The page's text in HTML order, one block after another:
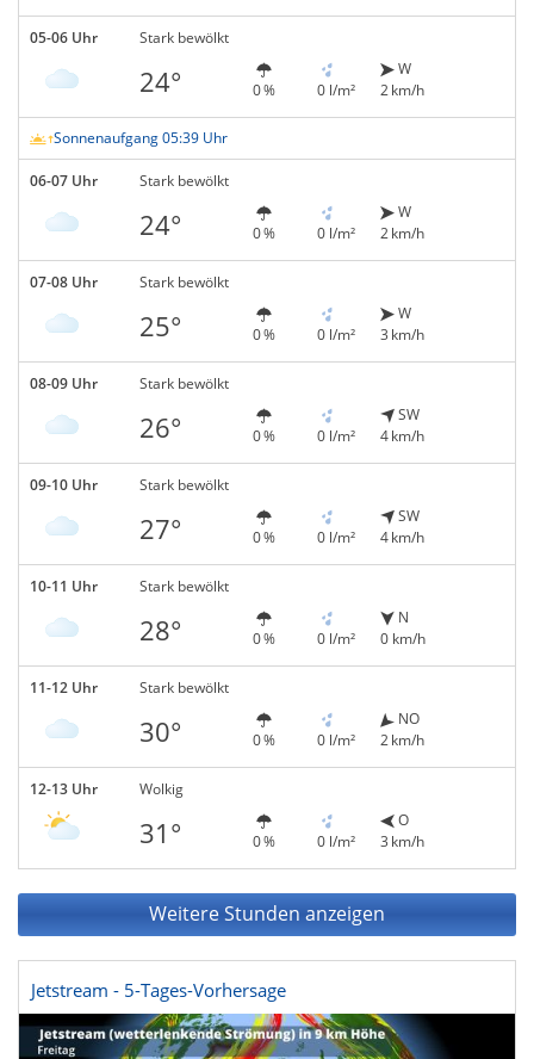
05-06 Uhr Stark bewölkt
24° 0 % 0 l/m²
W
2 km/h
Sonnenaufgang 05:39 Uhr
06-07 Uhr Stark bewölkt
24° 0 % 0 l/m²
W
2 km/h
07-08 Uhr Stark bewölkt
25° 0 % 0 l/m²
W
3 km/h
08-09 Uhr Stark bewölkt
26° 0 % 0 l/m²
SW
4 km/h
09-10 Uhr Stark bewölkt
27° 0 % 0 l/m²
SW
4 km/h
10-11 Uhr Stark bewölkt
28° 0 % 0 l/m²
N
0 km/h
11-12 Uhr Stark bewölkt
30° 0 % 0 l/m²
NO
2 km/h
12-13 Uhr Wolkig
31° 0 % 0 l/m²
O
3 km/h
Weitere Stunden anzeigen
Jetstream - 5-Tages-Vorhersage